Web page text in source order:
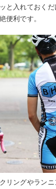
と入れておく
便利です。
リングやラン